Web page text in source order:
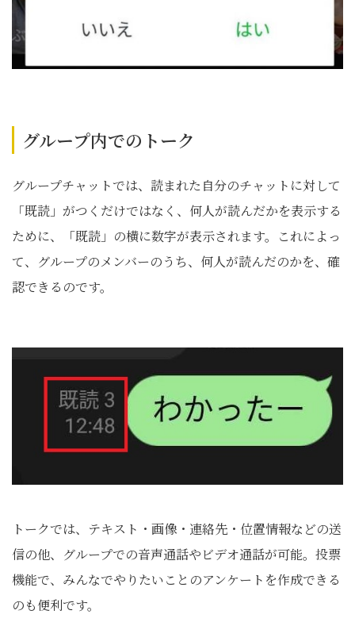
グループ内でのトーク
グループチャットでは、読まれた自分のチャットに対して
「既読」がつくだけではなく、何人が読んだかを表示する
ために、「既読」の横に数字が表示されます。これによっ
て、グループのメンバーのうち、何人が読んだのかを、確
認できるのです。
トークでは、テキスト・画像・連絡先・位置情報などの送
信の他、グループでの音声通話やビデオ通話が可能。投票
機能で、みんなでやりたいことのアンケートを作成できる
のも便利です。